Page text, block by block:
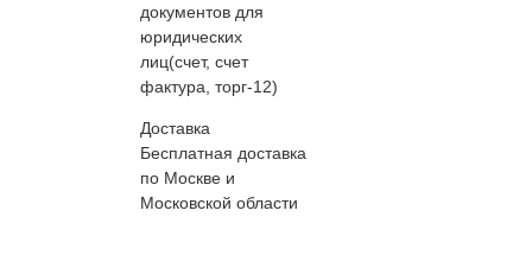
документов для
юридических
лиц(счет, счет
фактура, торг-12)
Доставка
Бесплатная доставка
по Москве и
Московской области